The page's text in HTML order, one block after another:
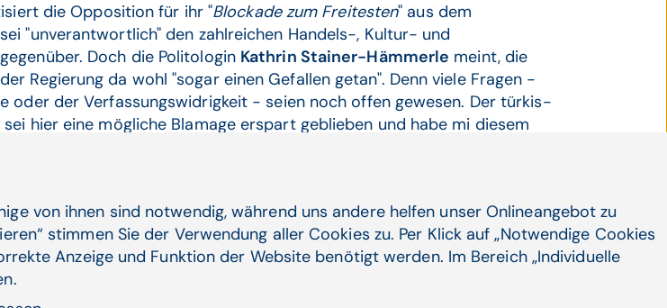
die Opposition für ihr "Blockade zum Freitesten" aus dem
"unverantwortlich" den zahlreichen Handels-, Kultur- und
Doch die Politologin Kathrin Stainer-Hämmerle meint, die
Regierung da wohl "sogar einen Gefallen getan". Denn viele Fragen -
oder der Verfassungswidrigkeit - seien noch offen gewesen. Der türkis-
sei hier eine mögliche Blamage erspart geblieben und habe mi diesem
der Regierung zur Pandemie. Die Transparenz sei "sehr
in der Kommunikation und Information gebe es Mängel, stellte
Blick auf die Impfungen oder die Massentests fest. Bei der
Transparenz und Perspektive für viele fehlen, meinte Stainer-
Hinweis darauf, dass die Regierung Zahlen dazu nur einmal
von ihnen sind notwendig, während uns andere helfen unser Onlineangebot zu
stimmen Sie der Verwendung aller Cookies zu. Per Klick auf „Notwendige Cookies
Anzeige und Funktion der Website benötigt werden. Im Bereich „Individuelle